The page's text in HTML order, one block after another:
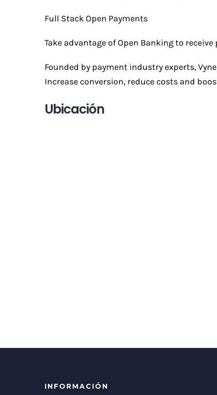
Full Stack Open Payments
Take advantage of Open Banking to
Founded by payment industry experts,
Increase conversion, reduce costs and
Ubicación
INFORMACIÓN